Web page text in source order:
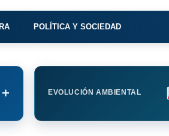
POLÍTICA Y SOCIEDAD
+ EVOLUCIÓN AMBIENTAL